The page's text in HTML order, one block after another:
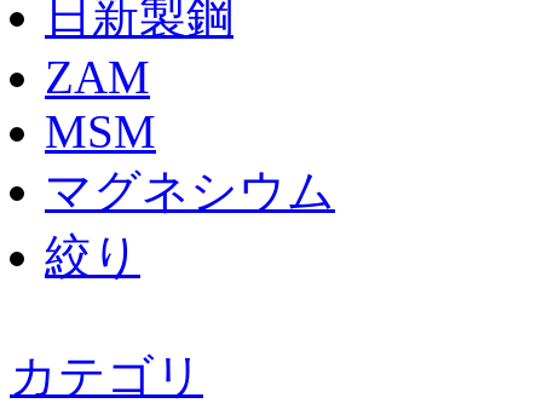
日新製鋼
ZAM
MSM
マグネシウム
絞り
カテゴリ